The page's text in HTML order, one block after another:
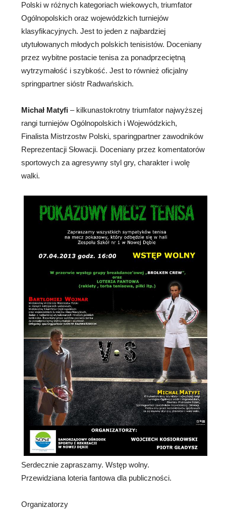
Polski w różnych kategoriach wiekowych, triumfator
Ogólnopolskich oraz wojewódzkich turniejów
klasyfikacyjnych. Jest to jeden z najbardziej
utytułowanych młodych polskich tenisistów. Doceniany
przez wybitne postacie tenisa za ponadprzeciętną
wytrzymałość i szybkość. Jest to również oficjalny
springpartner sióstr Radwańskich.
Michał Matyfi – kilkunastokrotny triumfator najwyższej
rangi turniejów Ogólnopolskich i Wojewódzkich,
Finalista Mistrzostw Polski, sparingpartner zawodników
Reprezentacji Słowacji. Doceniany przez komentatorów
sportowych za agresywny styl gry, charakter i wolę
walki.
Serdecznie zapraszamy. Wstęp wolny.
Przewidziana loteria fantowa dla publiczności.
Organizatorzy